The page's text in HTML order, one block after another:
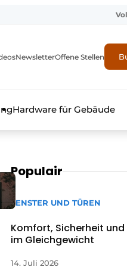
NewsletterOffene Stellen
Hardware für Gebäude
Populair
FENSTER UND TÜREN
Komfort, Sicherheit
im Gleichgewicht
14. Juli 2026